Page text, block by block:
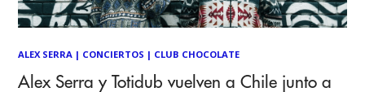
ALEX SERRA | CONCIERTOS | CLUB CHOCOLATE
Alex Serra y Totidub vuelven a Chile junto a